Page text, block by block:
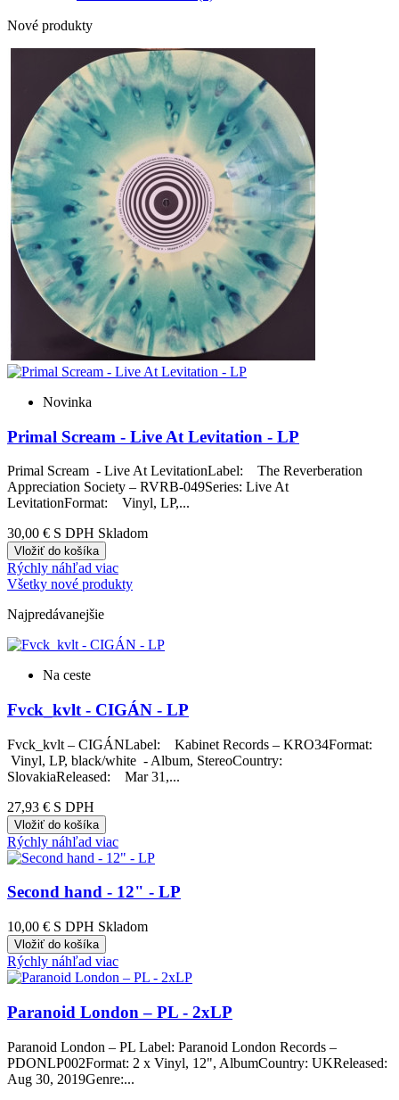
Nové produkty
Novinka
Primal Scream - Live At Levitation - LP
Primal Scream - Live At LevitationLabel: The Reverberation
Appreciation Society – RVRB-049Series: Live At
LevitationFormat: Vinyl, LP,...
30,00 € S DPH Skladom
Vložiť do košíka
Rýchly náhľad viac
Všetky nové produkty
Najpredávanejšie
Na ceste
Fvck_kvlt - CIGÁN - LP
Fvck_kvlt – CIGÁNLabel: Kabinet Records – KRO34Format:
Vinyl, LP, black/white - Album, StereoCountry:
SlovakiaReleased: Mar 31,...
27,93 € S DPH
Vložiť do košíka
Rýchly náhľad viac
Second hand - 12" - LP
10,00 € S DPH Skladom
Vložiť do košíka
Rýchly náhľad viac
Paranoid London – PL - 2xLP
Paranoid London – PL Label: Paranoid London Records –
PDONLP002Format: 2 x Vinyl, 12", AlbumCountry: UKReleased:
Aug 30, 2019Genre:...